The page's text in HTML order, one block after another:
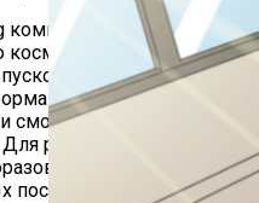
намерена
платформу
и заправки
будет располагаться
сможет предоставлять
реализации этого Blue
ракет-носителей,
посадочных модулей.